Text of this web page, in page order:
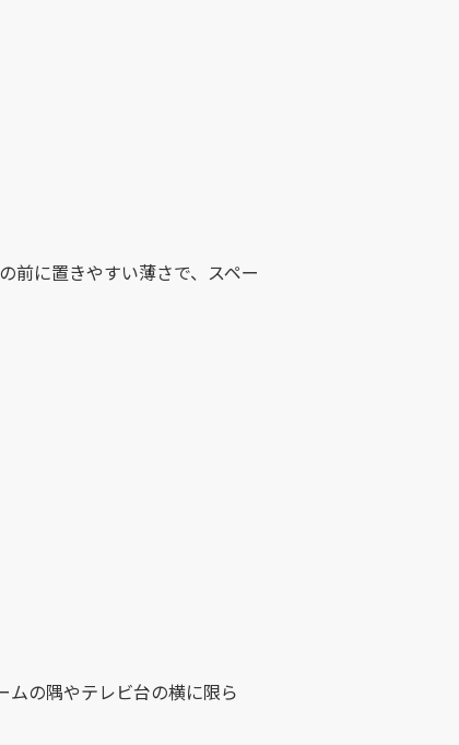
前に置きやすい薄さで、スペー
ムの隅やテレビ台の横に限ら